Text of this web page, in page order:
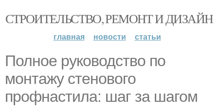
СТРОИТЕЛЬСТВО, РЕМОНТ И ДИЗАЙН
главная новости статьи
Полное руководство по
монтажу стенового
профнастила: шаг за шагом